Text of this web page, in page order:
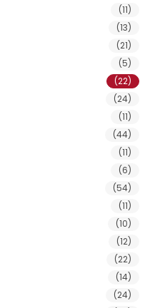
(11)
(13)
(21)
(5)
(22)
(24)
(11)
(44)
(11)
(6)
(54)
(11)
(10)
(12)
(22)
(14)
(24)